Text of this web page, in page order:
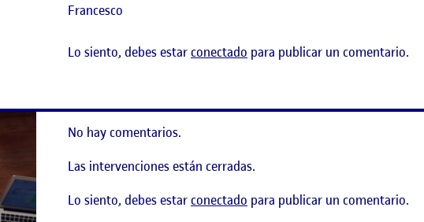
Francesco
Lo siento, debes estarconectado para publicar un comentario.
No hay comentarios.
Las intervenciones están cerradas.
Lo siento, debes estarconectado para publicar un comentario.